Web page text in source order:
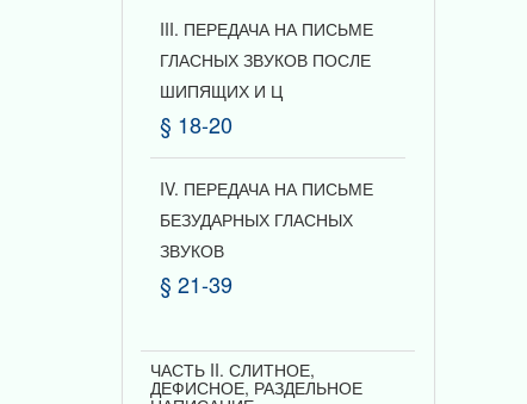
III. ПЕРЕДАЧА НА ПИСЬМЕ
ГЛАСНЫХ ЗВУКОВ ПОСЛЕ
ШИПЯЩИХ И Ц
§ 18-20
IV. ПЕРЕДАЧА НА ПИСЬМЕ
БЕЗУДАРНЫХ ГЛАСНЫХ
ЗВУКОВ
§ 21-39
ЧАСТЬ II. СЛИТНОЕ,
ДЕФИСНОЕ, РАЗДЕЛЬНОЕ